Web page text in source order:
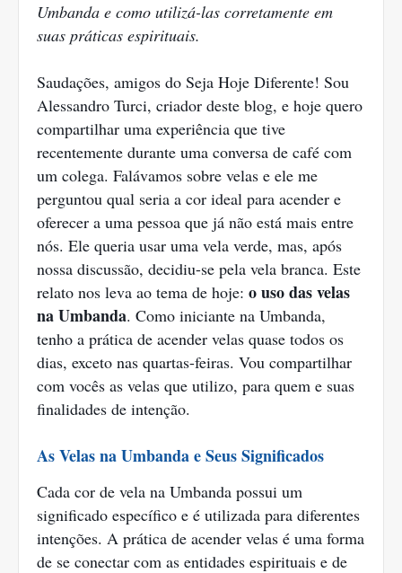
Umbanda e como utilizá-las corretamente em
suas práticas espirituais.
Saudações, amigos do Seja Hoje Diferente! Sou
Alessandro Turci, criador deste blog, e hoje quero
compartilhar uma experiência que tive
recentemente durante uma conversa de café com
um colega. Falávamos sobre velas e ele me
perguntou qual seria a cor ideal para acender e
oferecer a uma pessoa que já não está mais entre
nós. Ele queria usar uma vela verde, mas, após
nossa discussão, decidiu-se pela vela branca. Este
relato nos leva ao tema de hoje: o uso das velas
na Umbanda. Como iniciante na Umbanda,
tenho a prática de acender velas quase todos os
dias, exceto nas quartas-feiras. Vou compartilhar
com vocês as velas que utilizo, para quem e suas
finalidades de intenção.
As Velas na Umbanda e Seus Significados
Cada cor de vela na Umbanda possui um
significado específico e é utilizada para diferentes
intenções. A prática de acender velas é uma forma
de se conectar com as entidades espirituais e de